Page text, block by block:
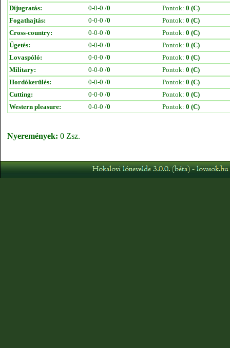
Díjugratás:
0-0-0 /0 Pontok: 0 (C)
Fogathajtás:
0-0-0 /0 Pontok: 0 (C)
Cross-country:
0-0-0 /0 Pontok: 0 (C)
Ügetés:
0-0-0 /0 Pontok: 0 (C)
Lovaspóló:
0-0-0 /0 Pontok: 0 (C)
Military:
0-0-0 /0 Pontok: 0 (C)
Hordókerülés:
0-0-0 /0 Pontok: 0 (C)
Cutting:
0-0-0 /0 Pontok: 0 (C)
Western pleasure:
0-0-0 /0 Pontok: 0 (C)
Nyeremények: 0 Zsz.